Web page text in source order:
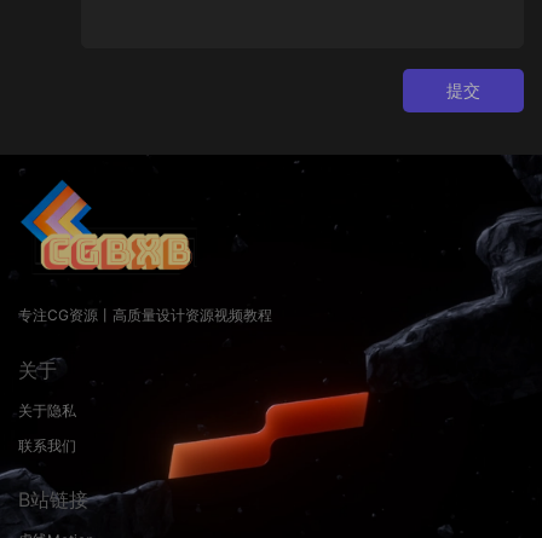
提交
专注CG资源丨高质量设计资源视频教程
关于
关于隐私
联系我们
B站链接